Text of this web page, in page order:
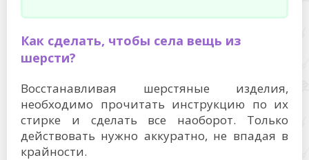
Как сделать, чтобы села вещь из
шерсти?
Восстанавливая шерстяные изделия,
необходимо прочитать инструкцию по их
стирке и сделать все наоборот. Только
действовать нужно аккуратно, не впадая в
крайности.